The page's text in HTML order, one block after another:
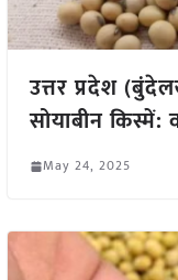
उत्तर प्रदेश
सोयाबीन किस्में:
May 24, 2025